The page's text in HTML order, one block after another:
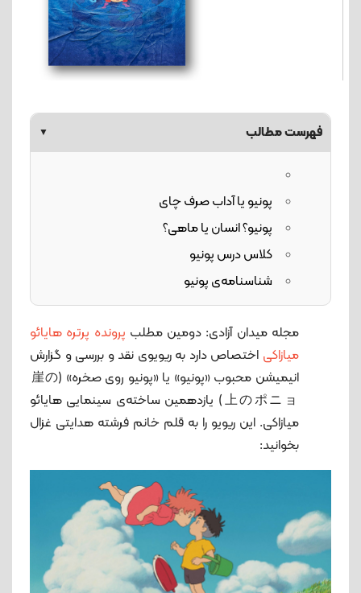
فهرست مطالب ▼
پونیو یا آداب صرف چای
پونیو؟ انسان یا ماهی؟
کلاس درس پونیو
شناسنامه‌‌ی پونیو
مجله میدان آزادی: دومین مطلب پرونده پرتره هایائو
میازاکی اختصاص دارد به ریویوی نقد و بررسی و گزارش
انیمیشن محبوب «پونیو» یا «پونیو روی صخره» (崖の
上のポニョ ) یازدهمین ساخته‌ی سینمایی هایائو
میازاکی. این ریویو را به قلم خانم فرشته هدایتی غزال
بخوانید: